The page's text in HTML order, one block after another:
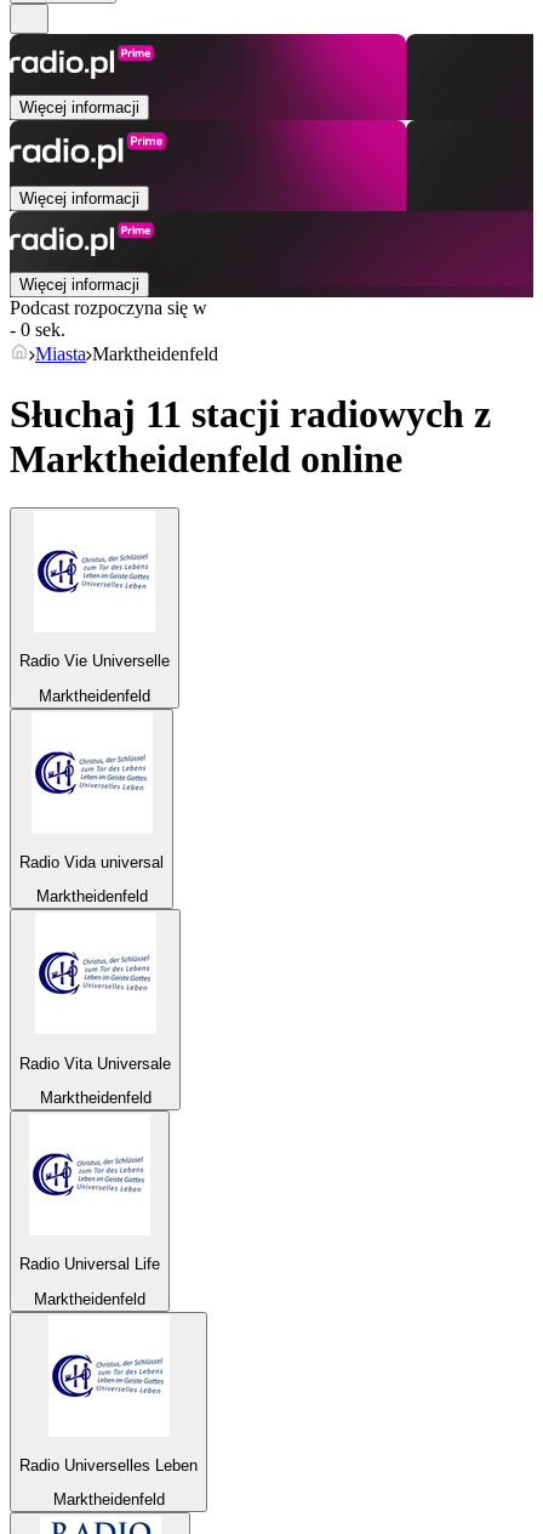
Więcej informacji
Więcej informacji
Więcej informacji
Podcast rozpoczyna się w
- 0 sek.
Miasta Marktheidenfeld
Słuchaj 11 stacji radiowych z
Marktheidenfeld online
Radio Vie Universelle
Marktheidenfeld
Radio Vida universal
Marktheidenfeld
Radio Vita Universale
Marktheidenfeld
Radio Universal Life
Marktheidenfeld
Radio Universelles Leben
Marktheidenfeld